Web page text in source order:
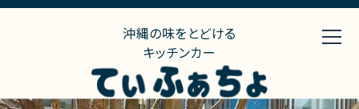
沖縄の味をとどける
キッチンカー